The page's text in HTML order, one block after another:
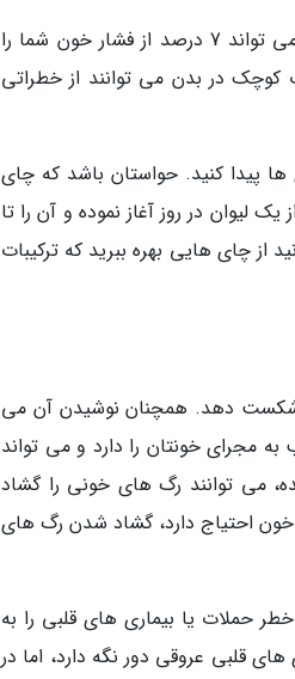
تحقیقی که اخیراً به وسیله دانشمندان انجام شد، ثابت کرد که این چای خوش رنگ می تواند 7 درصد از فشار خون شما را
در بدن می توانند از خطراتی
پیدا کنید. حواستان باشد که چای
لیوان در روز آغاز نموده و آن را تا
از چای هایی بهره ببرید که ترکیبات
شکست دهد. همچنان نوشیدن آن می
مجرای خونتان را دارد و می تواند
می توانند رگ های خونی را گشاد
خون احتیاج دارد، گشاد شدن رگ های
حملات یا بیماری های قلبی را به
قلبی عروقی دور نگه دارد، اما در